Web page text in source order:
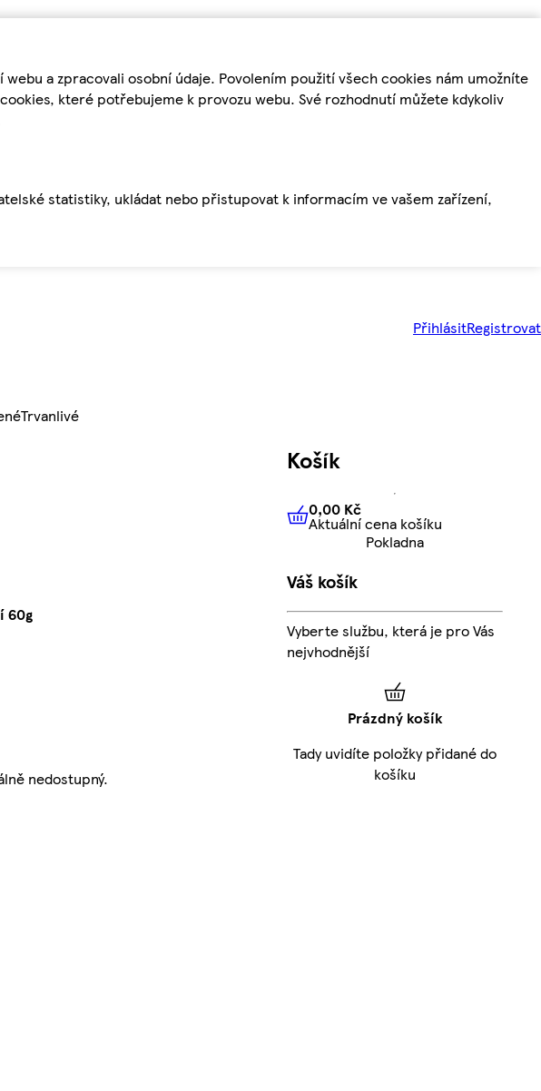
a zpracovali osobní údaje. Povolením použití všech cookies nám umožníte
které potřebujeme k provozu webu. Své rozhodnutí můžete kdykoliv
statistiky, ukládat nebo přistupovat k informacím ve vašem zařízení,
PřihlásitRegistrovat
Trvanlivé
60g
nedostupný.
Košík
0,00 KčAktuální cena košíku
0,00 Kč
Aktuální cena košíku
Pokladna
Váš košík
Vyberte službu, která je pro Vás
nejvhodnější
Prázdný košík
Tady uvidíte položky přidané do
košíku